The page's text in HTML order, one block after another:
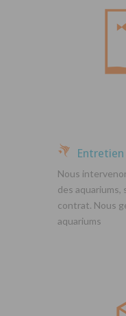
Nous
des aquariums,
contrat. Nous
aquariums